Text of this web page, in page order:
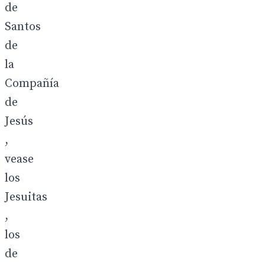
de
Santos
de
la
Compañía
de
Jesús
,
vease
los
Jesuitas
,
los
de